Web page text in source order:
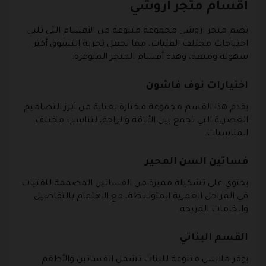
أقسام متجر اروشي
يضم متجر اروشي مجموعة متنوعة من الأقسام التي تلبي
احتياجات مختلف الفتيات، مما يجعل تجربة التسوق أكثر
سهولة ومتعة، وهذه أقسام المتجر المتوفرة:
اختيارات نوف فاشون
يقدم هذا القسم مجموعة مختارة بعناية من أبرز التصاميم
العصرية التي تجمع بين الأناقة والراحة، لتناسب مختلف
المناسبات.
فساتين السن المحير
يحتوي على تشكيلة مميزة من الفساتين المصممة للفتيات
في المراحل العمرية المتوسطة، مع الاهتمام بالتفاصيل
والخامات المريحة.
القسم البناتي
يوفر ملابس متنوعة للبنات تشمل الفساتين والأطقم